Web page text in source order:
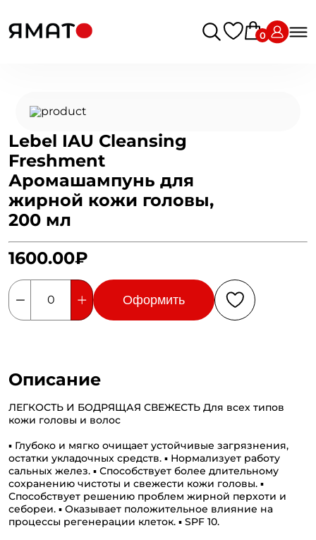
0
Lebel IAU Cleansing
Freshment
Аромашампунь для
жирной кожи головы,
200 мл
1600.00₽
0 Оформить
Описание
ЛЕГКОСТЬ И БОДРЯЩАЯ СВЕЖЕСТЬ Для всех типов
кожи головы и волос
▪ Глубоко и мягко очищает устойчивые загрязнения,
остатки укладочных средств. ▪ Нормализует работу
сальных желез. ▪ Способствует более длительному
сохранению чистоты и свежести кожи головы. ▪
Способствует решению проблем жирной перхоти и
себореи. ▪ Оказывает положительное влияние на
процессы регенерации клеток. ▪ SPF 10.